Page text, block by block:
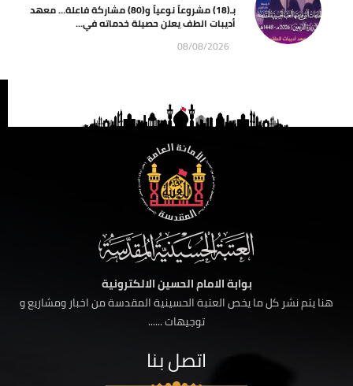
بـ(18) مشروعاً نوعياً و(80) مشاركة فاعلة… معهد
أديبات الطف يعلن حصيلة خدماته في...
08/08/2026
بوابة الامام الحسين الالكترونية
هنا يتم نشر كل ما يخص العتبة الحسينية المقدسة من اخبار ومشاريع و
توجيهات ......
اتصل بنا